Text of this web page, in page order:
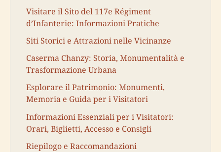
Visitare il Sito del 117e Régiment
d’Infanterie: Informazioni Pratiche
Siti Storici e Attrazioni nelle Vicinanze
Caserma Chanzy: Storia, Monumentalità e
Trasformazione Urbana
Esplorare il Patrimonio: Monumenti,
Memoria e Guida per i Visitatori
Informazioni Essenziali per i Visitatori:
Orari, Biglietti, Accesso e Consigli
Riepilogo e Raccomandazioni